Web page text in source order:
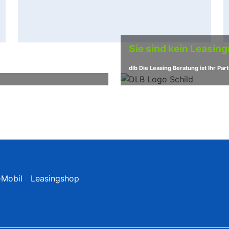
Leasing dominiert die
Mit einem Anteil von 52 Prozent am
Sie sind kein
dlb Die Leasing Beratung ist Ihr
Leasingshop